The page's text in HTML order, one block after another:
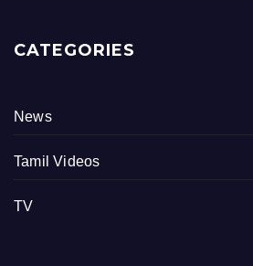
CATEGORIES
News
Tamil Videos
TV